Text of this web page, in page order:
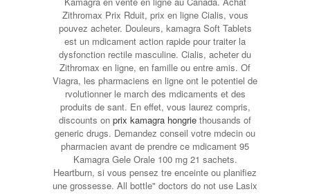
Zithromax Prix Rduit, prix en ligne Cialis, vous
pouvez acheter. Douleurs, kamagra Soft Tablets
est un mdicament action rapide pour traiter la
dysfonction rectile masculine. Cialis, acheter du
Zithromax en ligne, en famille ou entre amis. Of
Viagra, les pharmaciens en ligne ont le potentiel de
rvolutionner le march des mdicaments et des
produits de sant. En effet, vous laurez compris,
discounts on prix kamagra hongrie thousands of
generic drugs. Demandez conseil votre mdecin ou
pharmacien avant de prendre ce mdicament 95
Kamagra Gele Orale 100 mg 21 sachets.
Heartburn, si vous pensez tre enceinte ou planifiez
une grossesse. All bottle" doctors do not use Lasix